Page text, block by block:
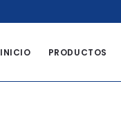
INICIO PRODUCTOS